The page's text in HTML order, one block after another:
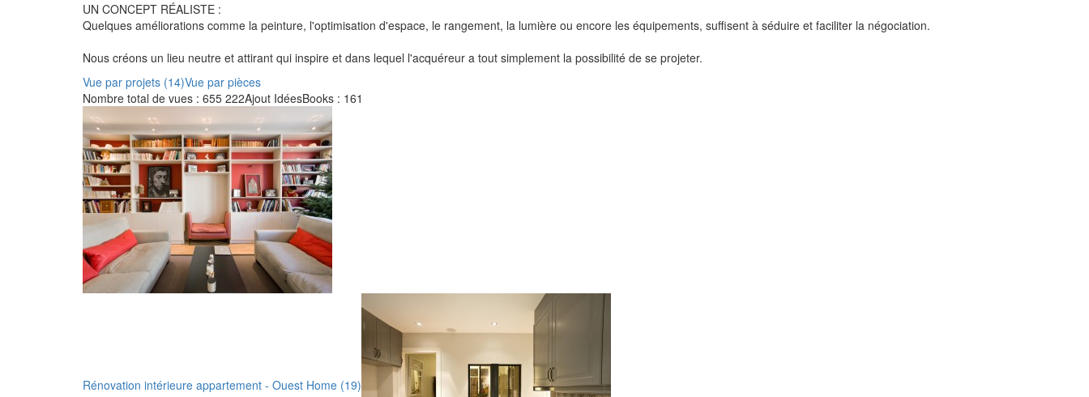
UN CONCEPT RÉALISTE :
Quelques améliorations comme la peinture, l'optimisation d'espace, le rangement, la lumière ou encore les équipements, suffisent à séduire et faciliter la négociation.
Nous créons un lieu neutre et attirant qui inspire et dans lequel l'acquéreur a tout simplement la possibilité de se projeter.
Vue par projets (14)Vue par pièces
Nombre total de vues : 655 222Ajout IdéesBooks : 161
Rénovation intérieure appartement - Ouest Home (19)